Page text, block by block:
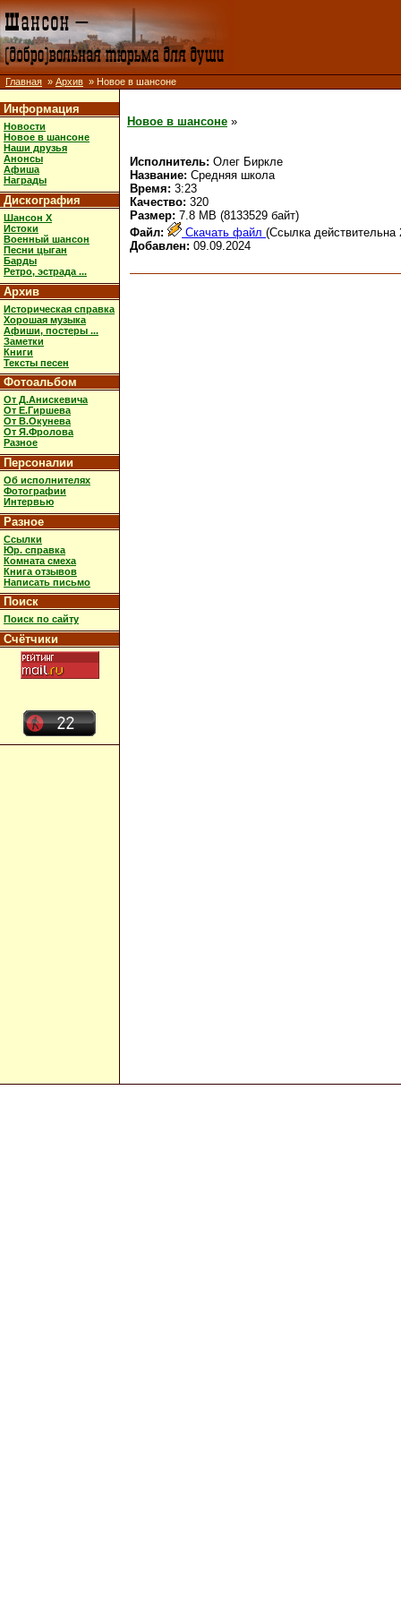
Главная » Архив » Новое в шансоне
Информация
Новости
Новое в шансоне
Наши друзья
Анонсы
Афиша
Награды
Дискография
Шансон X
Истоки
Военный шансон
Песни цыган
Барды
Ретро, эстрада ...
Архив
Историческая справка
Хорошая музыка
Афиши, постеры ...
Заметки
Книги
Тексты песен
Фотоальбом
От Д.Анискевича
От Е.Гиршева
От В.Окунева
От Я.Фролова
Разное
Персоналии
Об исполнителях
Фотографии
Интервью
Разное
Ссылки
Юр. справка
Комната смеха
Книга отзывов
Написать письмо
Поиск
Поиск по сайту
Счётчики
Новое в шансоне »
Исполнитель: Олег Биркле
Название: Средняя школа
Время: 3:23
Качество: 320
Размер: 7.8 MB (8133529 байт)
Файл:
Скачать файл (Ссылка действительна
Добавлен: 09.09.2024